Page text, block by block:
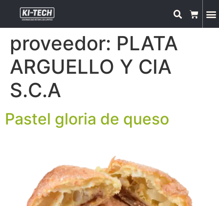
proveedor: PLATA
ARGUELLO Y CIA
S.C.A
Pastel gloria de queso